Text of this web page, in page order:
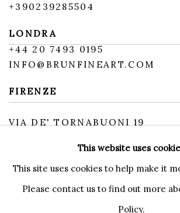
+390239285504
LONDRA
+44 20 7493 0195
INFO@BRUNFINEART.COM
FIRENZE
VIA DE' TORNABUONI 19
BY APPOINTMENT
INFO@BRUNFINEART.IT
This website uses
This site uses cookies to help make it
Please contact us to find out more
Policy.